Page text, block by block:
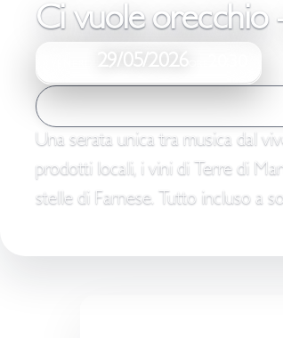
Ci vuole orecchio
29/05/2026
Una serata unica tra musica dal
prodotti locali, i vini di Terre di
stelle di Farnese. Tutto incluso a